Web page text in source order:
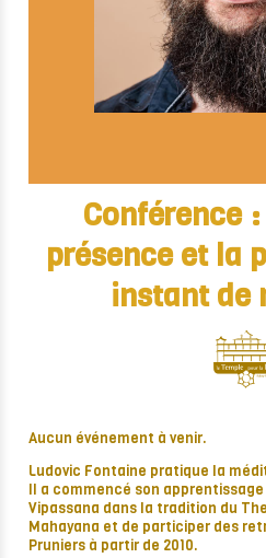
Conférence
présence et la
instant de
Aucun événement à venir.
Ludovic Fontaine pratique la
Il a commencé son
Vipassana dans la tradition du
Mahayana et de participer des
Pruniers à partir de 2010.